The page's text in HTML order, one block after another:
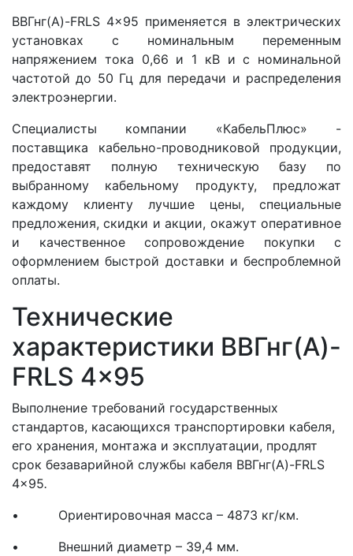
ВВГнг(A)-FRLS 4x95 применяется в электрических
установках с номинальным переменным
напряжением тока 0,66 и 1 кВ и с номинальной
частотой до 50 Гц для передачи и распределения
электроэнергии.
Специалисты компании «КабельПлюс» -
поставщика кабельно-проводниковой продукции,
предоставят полную техническую базу по
выбранному кабельному продукту, предложат
каждому клиенту лучшие цены, специальные
предложения, скидки и акции, окажут оперативное
и качественное сопровождение покупки с
оформлением быстрой доставки и беспроблемной
оплаты.
Технические
характеристики ВВГнг(A)-
FRLS 4x95
Выполнение требований государственных
стандартов, касающихся транспортировки кабеля,
его хранения, монтажа и эксплуатации, продлят
срок безаварийной службы кабеля ВВГнг(A)-FRLS
4x95.
• Ориентировочная масса – 4873 кг/км.
• Внешний диаметр – 39,4 мм.